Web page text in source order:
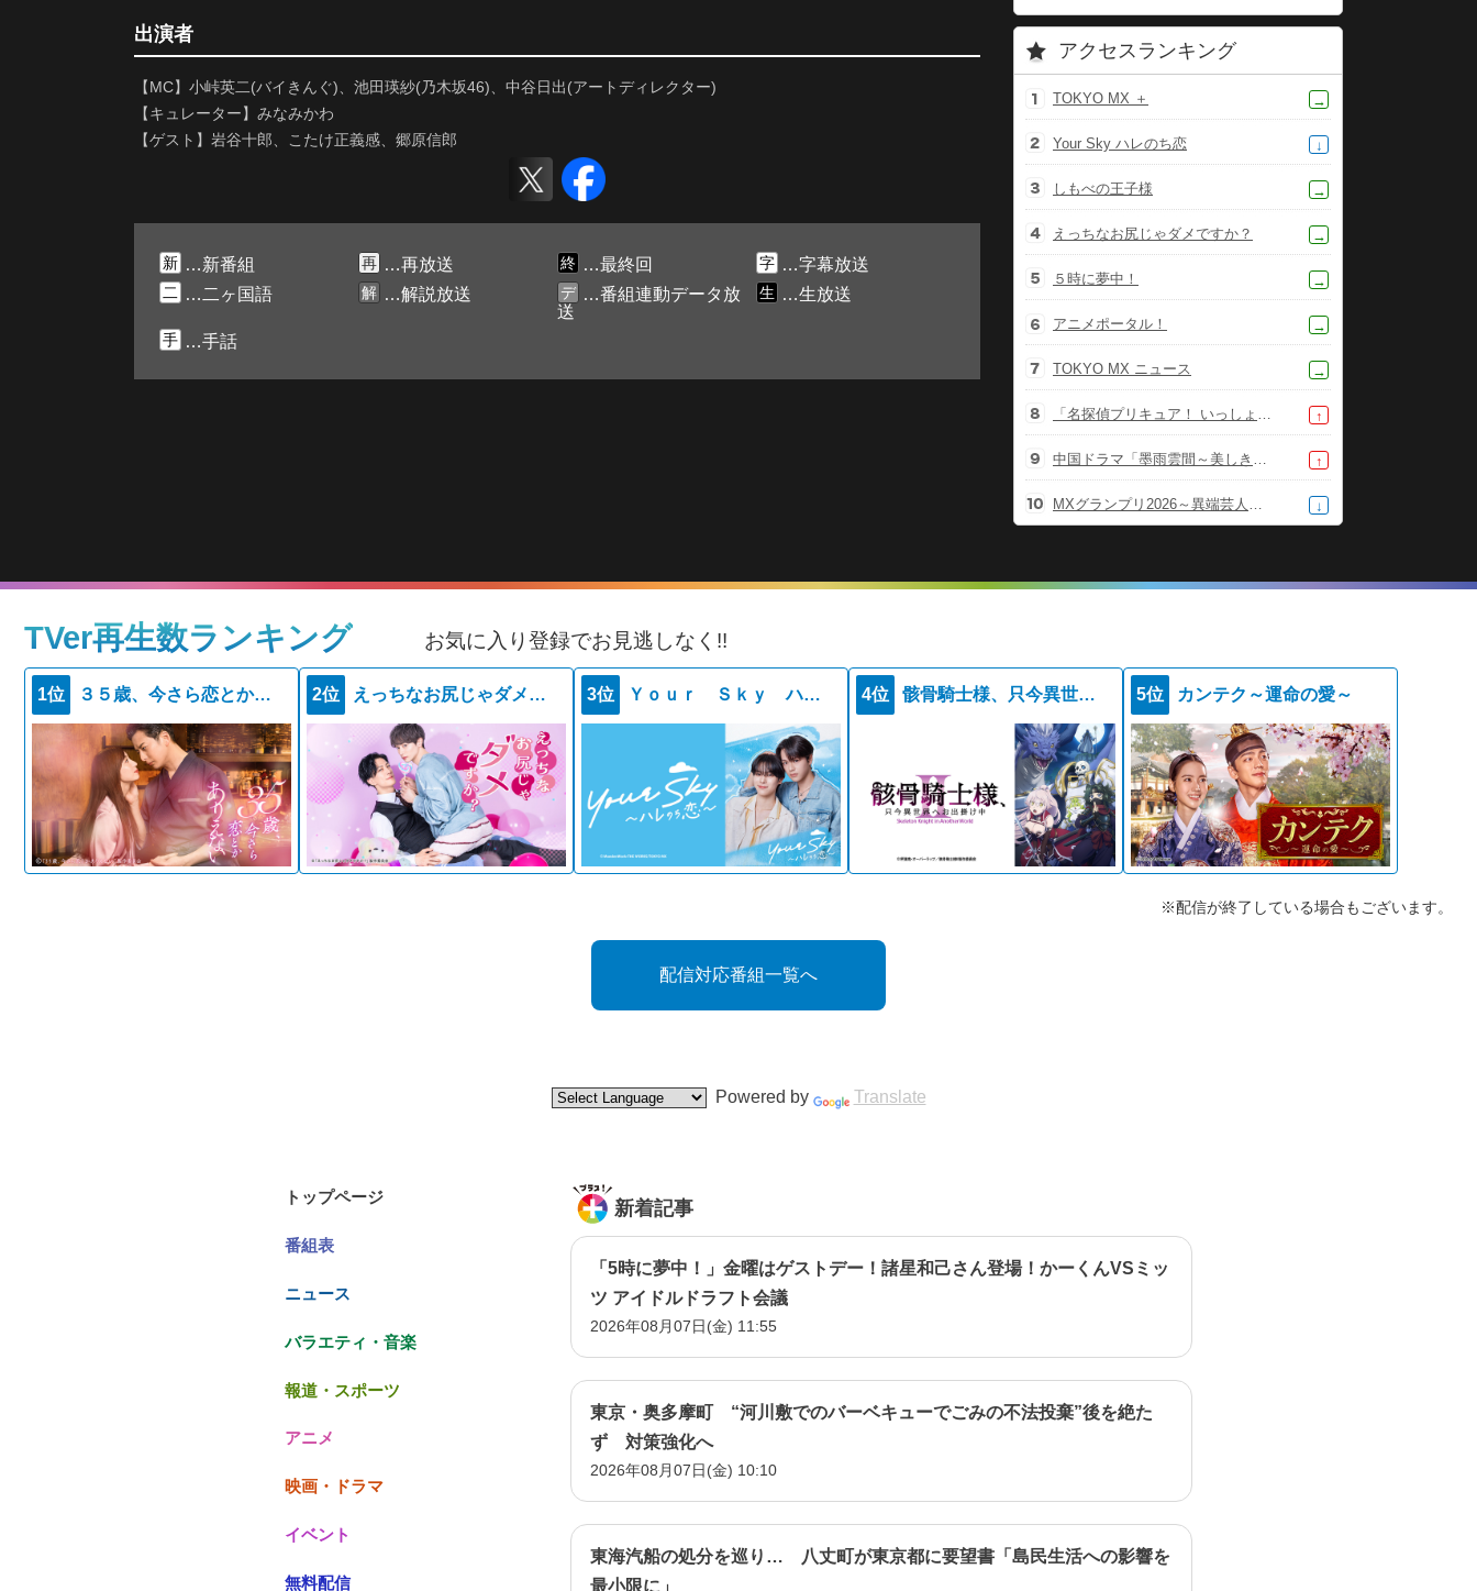
出演者
【MC】小峠英二(バイきんぐ)、池田瑛紗(乃木坂46)、中谷日出(アートディレクター)
【キュレーター】みなみかわ
【ゲスト】岩谷十郎、こたけ正義感、郷原信郎
新 …新番組 再 …再放送 終 …最終回 字 …字幕放送
二 …二ヶ国語 解 …解説放送 デ …番組連動データ放
送
生 …生放送
手 …手話
アクセスランキング
TOKYO MX ＋ →
Your Sky ハレのち恋 ↓
しもべの王子様 →
えっちなお尻じゃダメですか？ →
５時に夢中！ →
アニメポータル！ →
TOKYO MX ニュース →
「名探偵プリキュア！ いっしょになぞとき！はなまるかいけつフェスティバル！」大特集SP ↑
中国ドラマ「墨雨雲間～美しき復讐～」 ↑
MXグランプリ2026～異端芸人決定戦～ ↓
TVer再生数ランキング お気に入り登録でお見逃しなく!!
1位 ３５歳、今さら恋とかありえない 2位 えっちなお尻じゃダメですか？ 3位 Ｙｏｕｒ Ｓｋｙ ハレのち恋 4位 骸骨騎士様、只今異世界へお出掛け中ＩＩ 5位 カンテク～運命の愛～
※配信が終了している場合もございます。
配信対応番組一覧へ
Powered by Translate
トップページ
番組表
ニュース
バラエティ・音楽
報道・スポーツ
アニメ
映画・ドラマ
イベント
無料配信
新着記事
「5時に夢中！」金曜はゲストデー！諸星和己さん登場！かーくんVSミッ
ツ アイドルドラフト会議
2026年08月07日(金) 11:55
東京・奥多摩町 “河川敷でのバーベキューでごみの不法投棄”後を絶た
ず 対策強化へ
2026年08月07日(金) 10:10
東海汽船の処分を巡り… 八丈町が東京都に要望書「島民生活への影響を
最小限に」